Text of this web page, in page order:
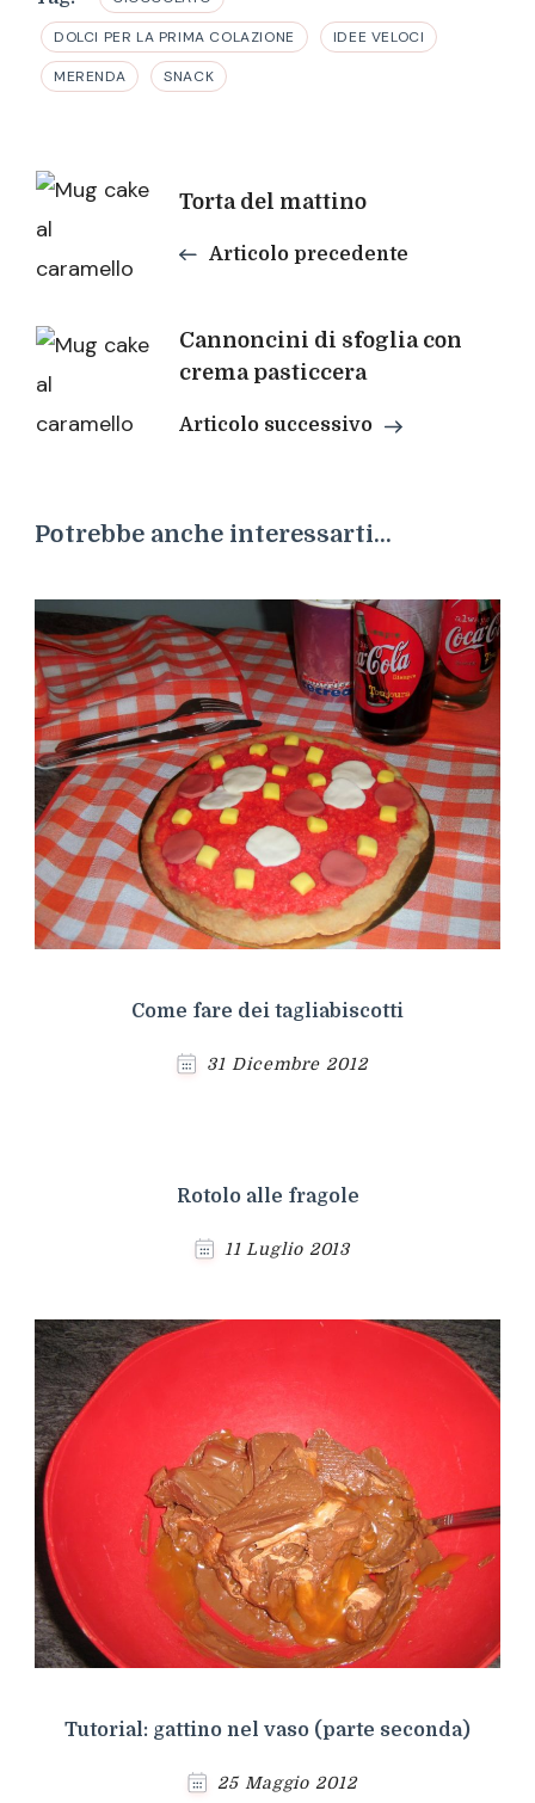
DOLCI PER LA PRIMA COLAZIONE IDEE VELOCI
MERENDA SNACK
Navigazione
articoli
Torta del mattino
Articolo precedente
Cannoncini di sfoglia con
crema pasticcera
Articolo successivo
Potrebbe anche interessarti...
Come fare dei tagliabiscotti
31 Dicembre 2012
Rotolo alle fragole
11 Luglio 2013
Tutorial: gattino nel vaso (parte seconda)
25 Maggio 2012